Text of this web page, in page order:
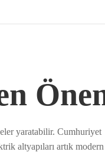
yaratabilir. Cumhuriyet
altyapıları artık